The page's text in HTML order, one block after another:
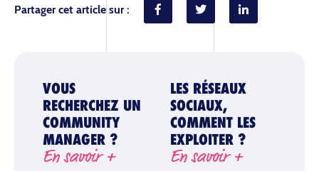
Partager cet article sur :
VOUS
RECHERCHEZ UN
COMMUNITY
MANAGER ?
En savoir +
LES RÉSEAUX
SOCIAUX,
COMMENT LES
EXPLOITER ?
En savoir +